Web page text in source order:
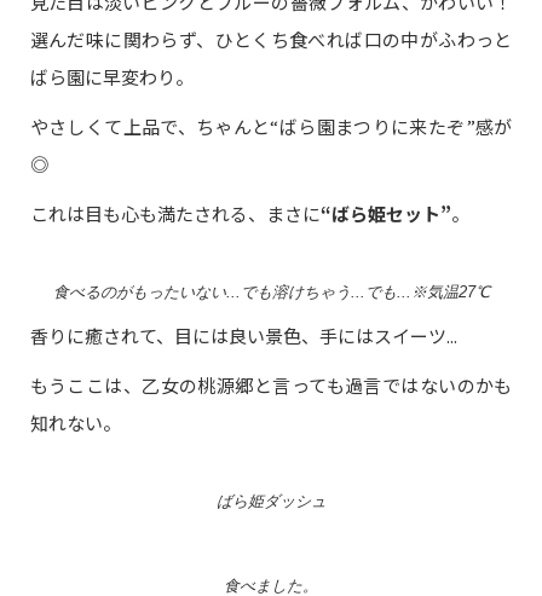
選んだ味に関わらず、ひとくち食べれば口の中がふわっと
ばら園に早変わり。
やさしくて上品で、ちゃんと“ばら園まつりに来たぞ”感が
◎
これは目も心も満たされる、まさに“ばら姫セット”。
食べるのがもったいない...でも溶けちゃう...でも...※気温27℃
香りに癒されて、目には良い景色、手にはスイーツ...
もうここは、乙女の桃源郷と言っても過言ではないのかも
知れない。
ばら姫ダッシュ
食べました。